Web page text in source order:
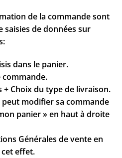
de la commande sont
saisies de données sur
dans le panier.
+ Choix du type de livraison.
peut modifier sa commande
panier » en haut à droite
Générales de vente en
effet.